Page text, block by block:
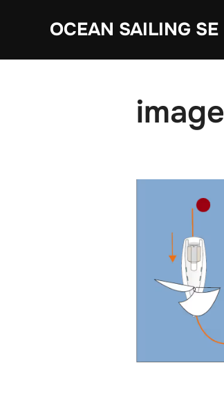
OCEAN SAILING SE
image